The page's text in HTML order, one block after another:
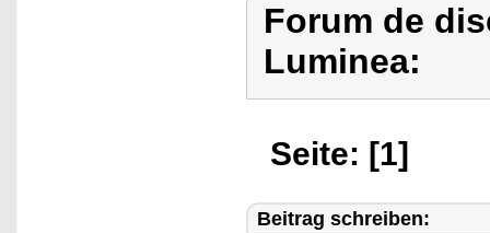
Forum de
Luminea:
Seite: [1]
Beitrag schreiben: